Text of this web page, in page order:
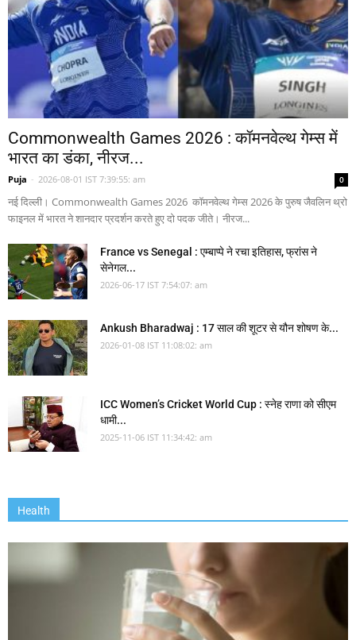
Commonwealth Games 2026 : कॉमनवेल्थ गेम्स में
भारत का डंका, नीरज...
Puja - 2026-08-01 IST 7:39:55: am 0
नई दिल्ली। Commonwealth Games 2026 कॉमनवेल्थ गेम्स 2026 के पुरुष जैवलिन थ्रो
फाइनल में भारत ने शानदार प्रदर्शन करते हुए दो पदक जीते। नीरज...
France vs Senegal : एम्बाप्पे ने रचा इतिहास, फ्रांस ने
सेनेगल...
2026-06-17 IST 7:54:07: am
Ankush Bharadwaj : 17 साल की शूटर से यौन शोषण के...
2026-01-08 IST 11:08:02: am
ICC Women’s Cricket World Cup : स्नेह राणा को सीएम
धामी...
2025-11-06 IST 11:34:42: am
Health